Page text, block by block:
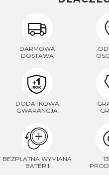
DARMOWA
DOSTAWA
DODATKOWA
GWARANCJA
BEZPŁATNA WYMIANA
BATERII